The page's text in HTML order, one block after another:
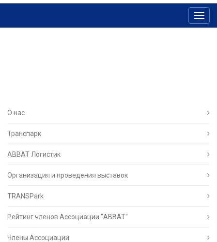
О нас
Транспарк
ABBAT Логистик
Организация и проведения выставок
TRANSPark
Рейтинг членов Ассоциации "АВВАТ"
Члены Ассоциации